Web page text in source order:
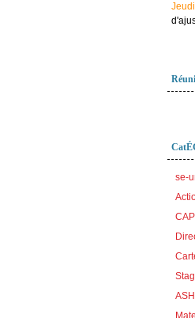
se-
ASH